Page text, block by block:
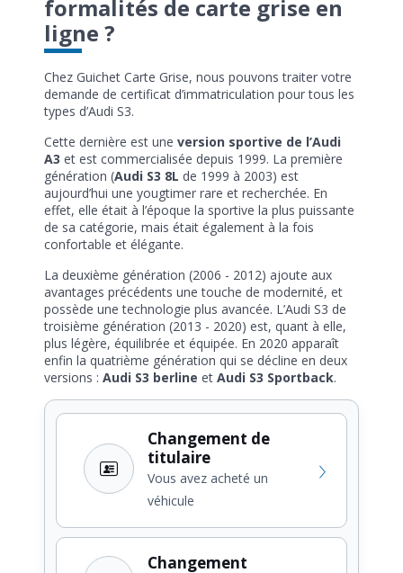
formalités de carte grise en
ligne ?
Chez Guichet Carte Grise, nous pouvons traiter votre
demande de certificat d’immatriculation pour tous les
types d’Audi S3.
Cette dernière est une version sportive de l’Audi
A3 et est commercialisée depuis 1999. La première
génération (Audi S3 8L de 1999 à 2003) est
aujourd’hui une yougtimer rare et recherchée. En
effet, elle était à l’époque la sportive la plus puissante
de sa catégorie, mais était également à la fois
confortable et élégante.
La deuxième génération (2006 - 2012) ajoute aux
avantages précédents une touche de modernité, et
possède une technologie plus avancée. L’Audi S3 de
troisième génération (2013 - 2020) est, quant à elle,
plus légère, équilibrée et équipée. En 2020 apparaît
enfin la quatrième génération qui se décline en deux
versions : Audi S3 berline et Audi S3 Sportback.
Changement de
titulaire
Vous avez acheté un
véhicule
Changement